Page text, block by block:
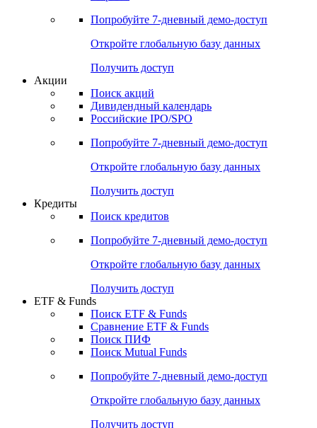
Cbonds Pages
Опросы
Попробуйте7-дневный
Откройте глобальную базу данных
Получить доступ
Поиск акций
Российские IPO/SPO
Попробуйте7-дневный
Откройте глобальную базу данных
Получить доступ
Поиск кредитов
Попробуйте7-дневный
Откройте глобальную базу данных
Получить доступ
ETF & Funds
Сравнение ETF & Funds
Поиск Mutual Funds
Попробуйте7-дневный